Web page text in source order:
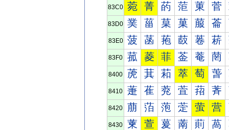
83C0 菀 菁 菂 菃 菄 菅
83D0 菐 菑 菒 菓 菔 菕
83E0 菠 菡 菢 菣 菤 菥
83F0 菰 菱 菲 菳 菴 菵
8400 萀 萁 萂 萃 萄 萅
8410 萐 萑 萒 萓 萔 萕
8420 萠 萡 萢 萣 萤 营
8430 萰 萱 萲 萳 萴 萵